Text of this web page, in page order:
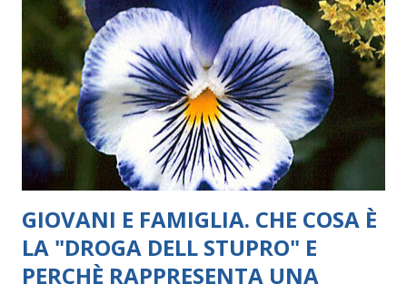
cioè il diventare persone con una propria identità. Lo
psicoanalista Didier Anzieu ha evidenziato il ruolo fondante
della musica, delle canzoni e delle parole, che costituiscono
un “involucro sonoro” che avvolge la madre e il bambino,
creando un primo confine fra sé e non-sé. Anzieu ha
definito questa dimensione intima, “la prima forma di
struttura ps...
GIOVANI E FAMIGLIA. CHE COSA È
LA "DROGA DELL STUPRO" E
PERCHÈ RAPPRESENTA UNA